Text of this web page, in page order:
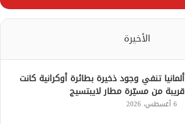
الأخيرة
ألمانيا تنفي وجود ذخيرة بطائرة أوكرانية كانت
قريبة من مسيّرة مطار لايبتسيج
6 أغسطس، 2026